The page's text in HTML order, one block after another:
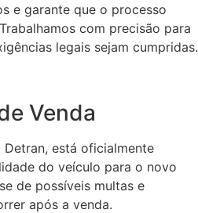
e garante que o processo
com precisão para
legais sejam cumpridas.
Venda
está oficialmente
do veículo para o novo
de possíveis multas e
após a venda.